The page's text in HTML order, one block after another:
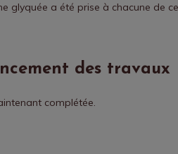
glyquée a été prise à chacune de
des travaux
complétée.